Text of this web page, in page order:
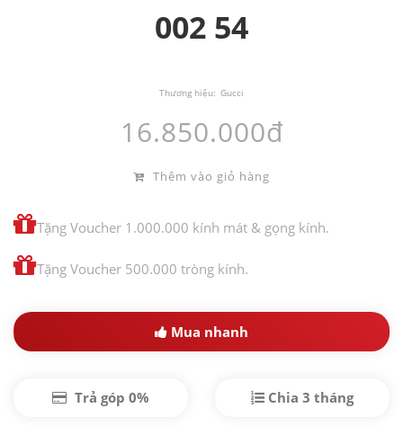
002 54
Thương hiệu: Gucci
16.850.000đ
Thêm vào giỏ hàng
Tặng Voucher 1.000.000 kính mát & gọng kính.
Tặng Voucher 500.000 tròng kính.
Mua nhanh
Trả góp 0% Chia 3 tháng